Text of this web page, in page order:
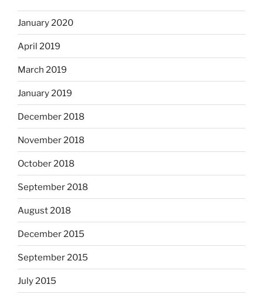
January 2020
April 2019
March 2019
January 2019
December 2018
November 2018
October 2018
September 2018
August 2018
December 2015
September 2015
July 2015